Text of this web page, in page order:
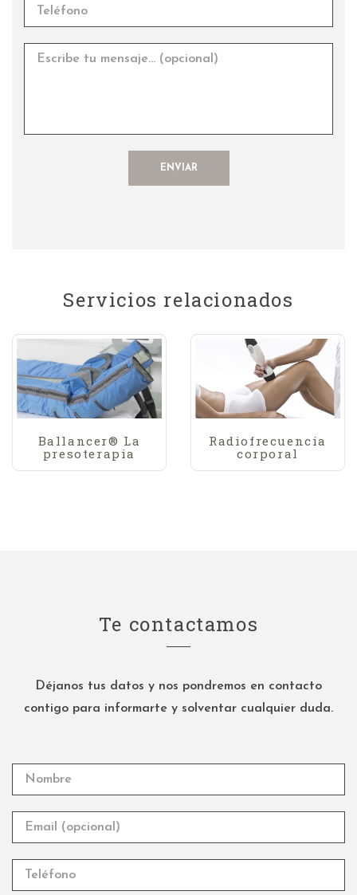
Servicios relacionados
Ballancer® La
presoterapia
Radiofrecuencia
corporal
Te contactamos
Déjanos tus datos y nos pondremos en contacto
contigo para informarte y solventar cualquier duda.